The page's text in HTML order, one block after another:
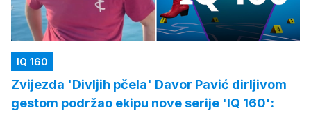
IQ 160
Zvijezda 'Divljih pčela' Davor Pavić dirljivom
gestom podržao ekipu nove serije 'IQ 160':